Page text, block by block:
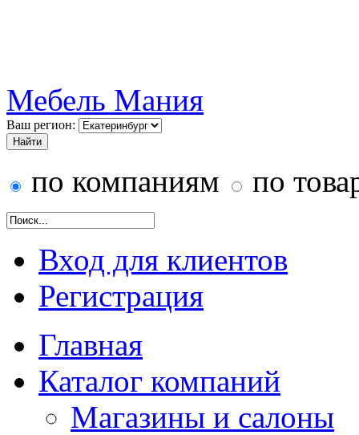
Мебель Мания
Ваш регион:
по компаниям по
Вход для клиентов
Регистрация
Главная
Каталог компаний
Магазины и салоны